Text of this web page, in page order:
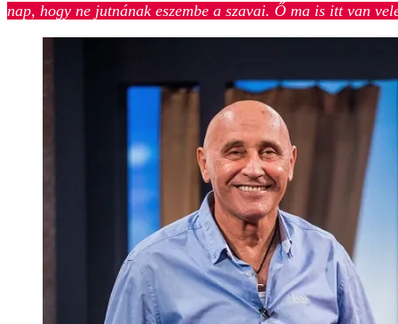
nap, hogy ne jutnának eszembe a szavai. Ő ma is itt van